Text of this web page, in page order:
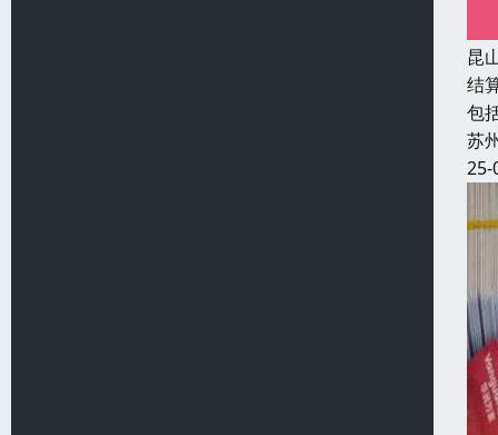
昆
结
包
苏
25-